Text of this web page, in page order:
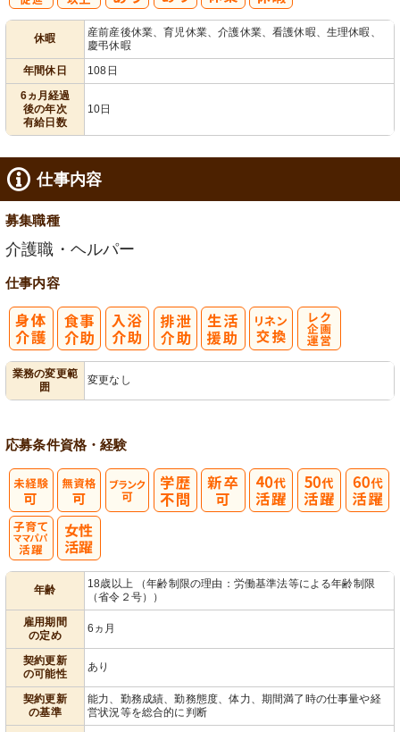
休暇
産前産後休業、育児休業、介護休業、看護休暇、生理休暇、
慶弔休暇
年間休日
108日
6ヵ月経過
後の年次
有給日数
10日
仕事内容
募集職種
介護職・ヘルパー
仕事内容
業務の変更範
囲
変更なし
応募条件資格・経験
年齢
18歳以上 （年齢制限の理由：労働基準法等による年齢制限
（省令２号））
雇用期間
の定め
6ヵ月
契約更新
の可能性
あり
契約更新
の基準
能力、勤務成績、勤務態度、体力、期間満了時の仕事量や経
営状況等を総合的に判断